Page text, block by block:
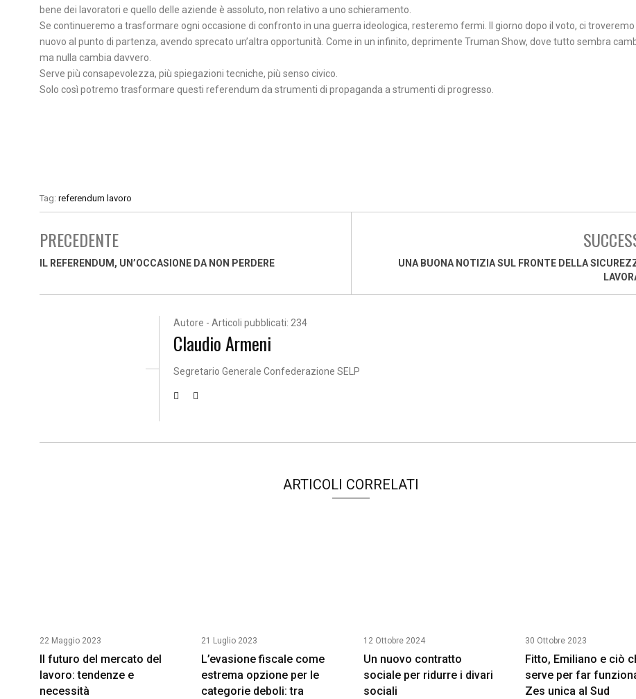
bene dei lavoratori e quello delle aziende è assoluto, non relativo a uno schieramento.
Se continueremo a trasformare ogni occasione di confronto in una guerra ideologica, resteremo fermi. Il giorno dopo il voto, ci troveremo
nuovo al punto di partenza, avendo sprecato un’altra opportunità. Come in un infinito, deprimente Truman Show, dove tutto sembra
ma nulla cambia davvero.
Serve più consapevolezza, più spiegazioni tecniche, più senso civico.
Solo così potremo trasformare questi referendum da strumenti di propaganda a strumenti di progresso.
Tag: referendum lavoro
PRECEDENTE
IL REFERENDUM, UN’OCCASIONE DA NON PERDERE
UNA BUONA NOTIZIA SUL FRONTE DELLA
Autore - Articoli pubblicati: 234
Claudio Armeni
Segretario Generale Confederazione SELP
ARTICOLI CORRELATI
22 Maggio 2023
Il futuro del mercato del
lavoro: tendenze e
necessità
21 Luglio 2023
L’evasione fiscale come
estrema opzione per le
categorie deboli: tra
12 Ottobre 2024
Un nuovo contratto
sociale per ridurre i divari
sociali
30 Ottobre 2023
Fitto, Emiliano e ciò
serve per far
Zes unica al Sud